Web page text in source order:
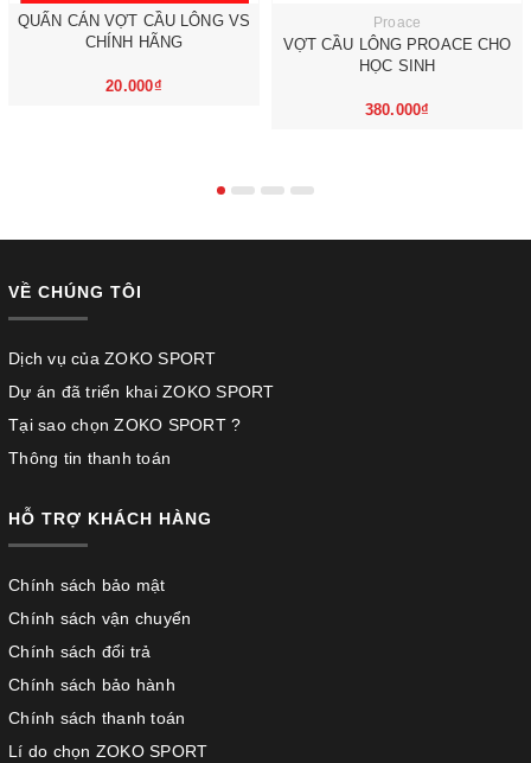
QUẤN CÁN VỢT CẦU LÔNG VS
CHÍNH HÃNG
20.000₫
Proace
VỢT CẦU LÔNG PROACE CHO
HỌC SINH
380.000₫
VỀ CHÚNG TÔI
Dịch vụ của ZOKO SPORT
Dự án đã triển khai ZOKO SPORT
Tại sao chọn ZOKO SPORT ?
Thông tin thanh toán
HỖ TRỢ KHÁCH HÀNG
Chính sách bảo mật
Chính sách vận chuyển
Chính sách đổi trả
Chính sách bảo hành
Chính sách thanh toán
Lí do chọn ZOKO SPORT